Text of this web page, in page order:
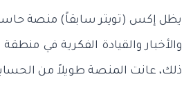
يظل إكس (تويتر سابقاً) منصة
والأخبار والقيادة الفكرية في
ذلك، عانت المنصة طويلاً من